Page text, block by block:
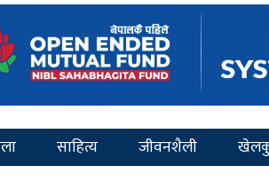
साहित्य जीवनशैली